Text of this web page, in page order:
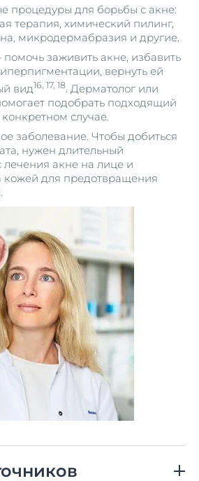
процедуры для борьбы с акне:
терапия, химический пилинг,
микродермабразия и другие.
заживить акне, избавить
вернуть ей
вид16, 17, 18. Дерматолог или
подобрать подходящий
случае.
заболевание. Чтобы добиться
нужен длительный
акне на лице и
кожей для предотвращения